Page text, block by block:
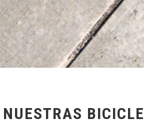
NUESTRAS